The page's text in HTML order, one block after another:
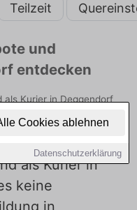
Cookies ablehnen
Datenschutzerklärung
Teilzeit
und
entdecken
als Kurier in Deggendorf
Sie freie Optionen
sich noch heute.
als Kurier in
keine